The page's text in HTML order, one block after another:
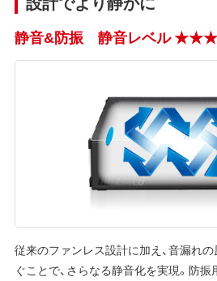
静音&防振 静音レベル
従来のファンレス設計に加え、音漏れ
ぐことで、さらなる静音化を実現。防